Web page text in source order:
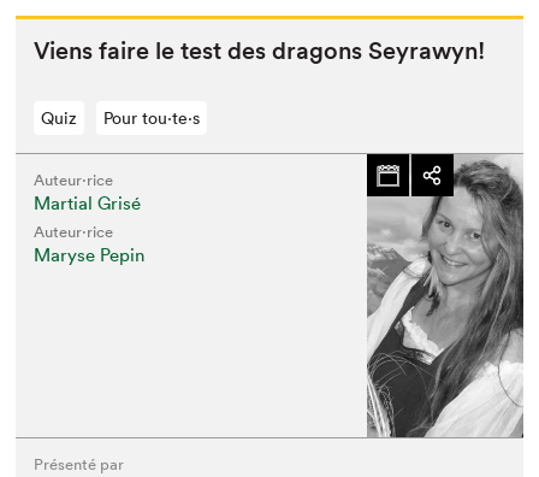
Viens faire le test des drag­ons Seyrawyn!
Quiz Pour tou⋅te⋅s
Auteur·rice
Martial Grisé
Auteur·rice
Maryse Pepin
Présenté par